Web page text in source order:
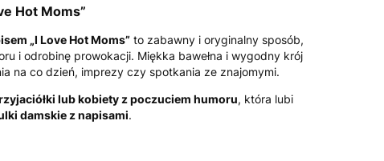
Hot Moms”
„I Love Hot Moms” to zabawny i oryginalny sposób,
i odrobinę prowokacji. Miękka bawełna i wygodny krój
na co dzień, imprezy czy spotkania ze znajomymi.
lub kobiety z poczuciem humoru, która lubi
damskie z napisami.